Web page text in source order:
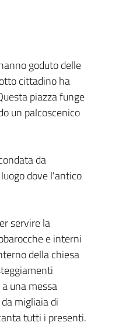
goduto delle
cittadino ha
piazza funge
un palcoscenico
da
dove l'antico
servire la
e interni
della chiesa
una messa
migliaia di
tutti i presenti.